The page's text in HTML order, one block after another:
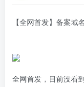
【全网首发】备案域
全网首发，目前没看